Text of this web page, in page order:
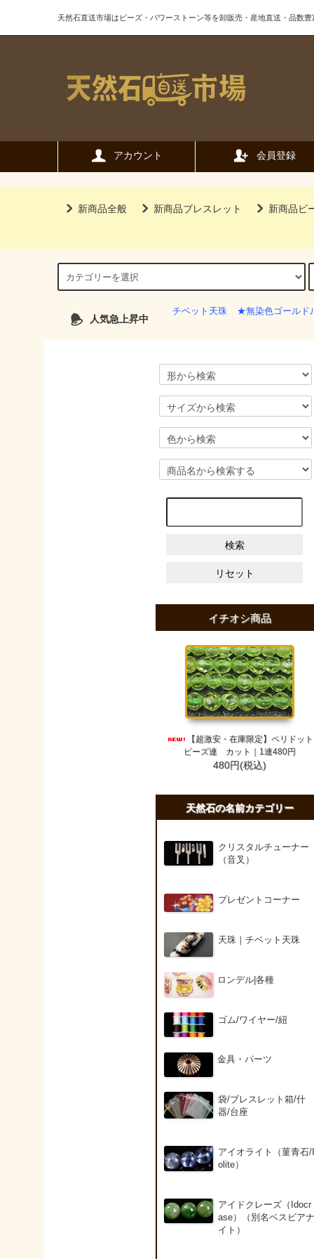
天然石直送市場はビーズ・パワーストーン等を卸販売・産地直送・品数豊
アカウント 会員登録
新商品全般 新商品ブレスレット 新商品ビ
人気急上昇中
チベット天珠 ★無染色ゴールド
イチオシ商品
【超激安・在庫限定】ペリドット
ビーズ連 カット｜1連480円
480円(税込)
天然石の名前カテゴリー
クリスタルチューナー
（音叉）
プレゼントコーナー
天珠｜チベット天珠
ロンデル|各種
ゴム/ワイヤー/紐
金具・パーツ
袋/ブレスレット箱/什
器/台座
アイオライト（菫青石/
olite）
アイドクレーズ（Idocr
ase）（別名ベスビア
イト）